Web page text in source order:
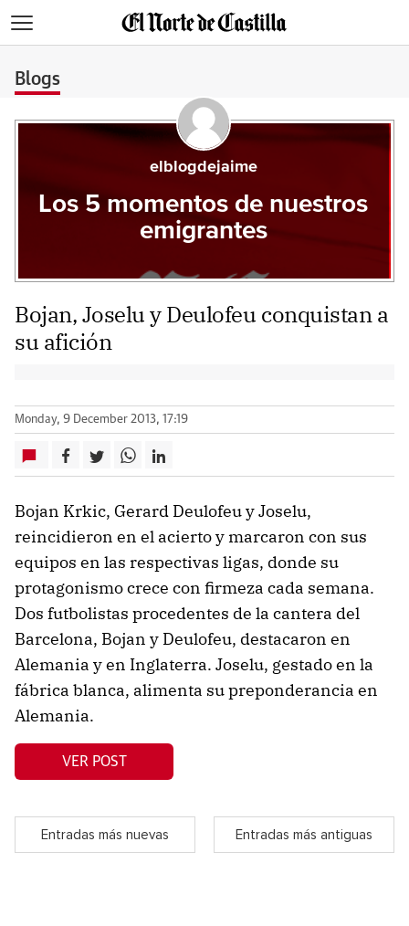
Blogs
elblogdejaime
Los 5 momentos de nuestros
emigrantes
Bojan, Joselu y Deulofeu conquistan a
su afición
Monday, 9 December 2013, 17:19
Bojan Krkic, Gerard Deulofeu y Joselu,
reincidieron en el acierto y marcaron con sus
equipos en las respectivas ligas, donde su
protagonismo crece con firmeza cada semana.
Dos futbolistas procedentes de la cantera del
Barcelona, Bojan y Deulofeu, destacaron en
Alemania y en Inglaterra. Joselu, gestado en la
fábrica blanca, alimenta su preponderancia en
Alemania.
VER POST
Entradas más nuevas Entradas más antiguas